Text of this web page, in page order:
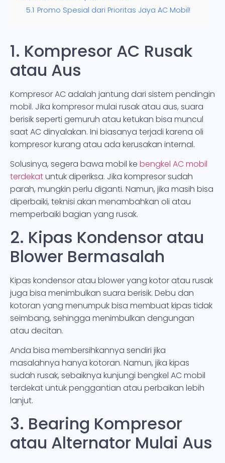
5.1 Promo Spesial dari Prioritas Jaya AC Mobil!
1. Kompresor AC Rusak
atau Aus
Kompresor AC adalah jantung dari sistem pendingin
mobil. Jika kompresor mulai rusak atau aus, suara
berisik seperti gemuruh atau ketukan bisa muncul
saat AC dinyalakan. Ini biasanya terjadi karena oli
kompresor kurang atau ada kerusakan internal.
Solusinya, segera bawa mobil ke bengkel AC mobil
terdekatuntuk diperiksa. Jika kompresor sudah
parah, mungkin perlu diganti. Namun, jika masih bisa
diperbaiki, teknisi akan menambahkan oli atau
memperbaiki bagian yang rusak.
2. Kipas Kondensor atau
Blower Bermasalah
Kipas kondensor atau blower yang kotor atau rusak
juga bisa menimbulkan suara berisik. Debu dan
kotoran yang menumpuk bisa membuat kipas tidak
seimbang, sehingga menimbulkan dengungan
atau decitan.
Anda bisa membersihkannya sendiri jika
masalahnya hanya kotoran. Namun, jika kipas
sudah rusak, sebaiknya kunjungi bengkel AC mobil
terdekat untuk penggantian atau perbaikan lebih
lanjut.
3. Bearing Kompresor
atau Alternator Mulai Aus